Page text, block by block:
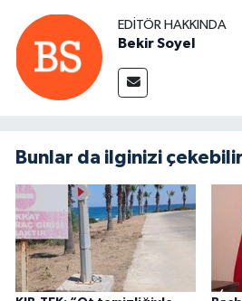
EDITÖR HAKKINDA
Bekir Soyel
Bunlar da ilginizi çekebilir